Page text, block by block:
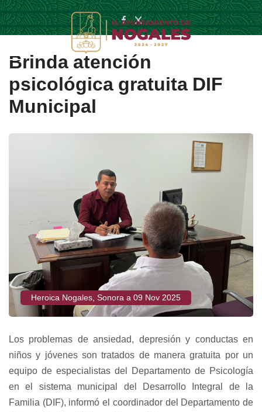
Brinda atención
psicológica gratuita DIF
Municipal
Heroica Nogales, Sonora a 09 Nov 2025
Los problemas de ansiedad, depresión y conductas en
niños y jóvenes son tratados de manera gratuita por un
equipo de especialistas del Departamento de Psicología
en el sistema municipal del Desarrollo Integral de la
Familia (DIF), informó el coordinador del Departamento de